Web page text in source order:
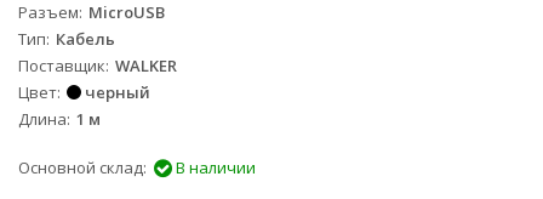
Разъем MicroUSB
Тип Кабель
Поставщик WALKER
Цвет
черный
Длина 1 м
Основной склад: В наличии